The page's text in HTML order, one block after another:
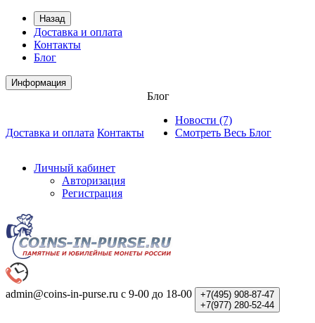
Назад
Доставка и оплата
Контакты
Блог
Информация
Доставка и оплата Контакты
Блог
Новости (7)
Смотреть Весь Блог
Личный кабинет
Авторизация
Регистрация
admin@coins-in-purse.ru с 9-00 до 18-00 +7(495) 908-87-47
+7(977) 280-52-44